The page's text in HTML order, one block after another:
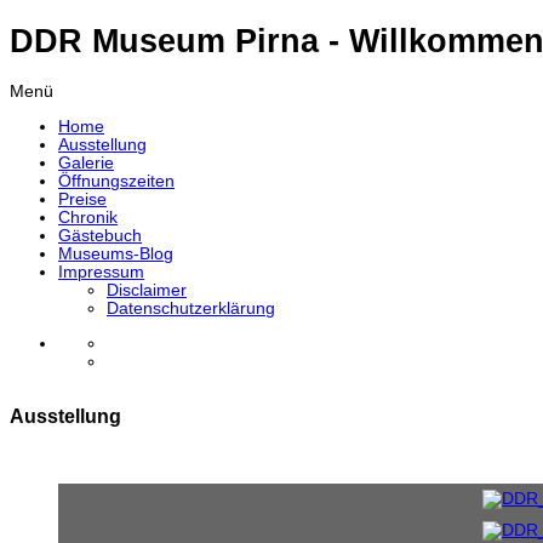
DDR Museum Pirna -
Menü
Home
Ausstellung
Galerie
Öffnungszeiten
Preise
Chronik
Gästebuch
Museums-Blog
Impressum
Disclaimer
Datenschutzerklärung
Ausstellung